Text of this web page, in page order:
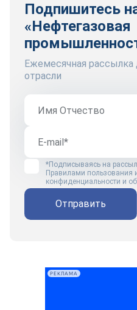
Подпишитесь
«Нефтегазовая
Ежемесячная рассылка
отрасли
*Подписываясь на
Правилами пользования
конфиденциальности и
Отправить
РЕКЛАМА